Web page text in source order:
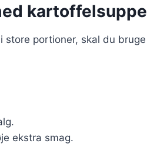
kartoffelsuppe
portioner, skal du bruge
ekstra smag.